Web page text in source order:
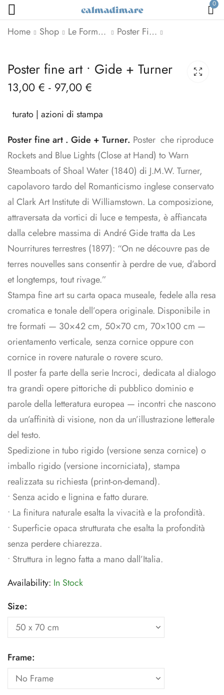
0
Home Shop Le Forme dell'Arte Poster Fine Art
Poster fine art • Les
Pivoines
Courbet + Leopardi
Poster fine art • Gide + Turner
13,00 € - 97,00 €
turato | azioni di stampa
Poster fine art . Gide + Turner. Poster che riproduce
Rockets and Blue Lights (Close at Hand) to Warn
Steamboats of Shoal Water (1840) di J.M.W. Turner,
capolavoro tardo del Romanticismo inglese conservato
al Clark Art Institute di Williamstown. La composizione,
attraversata da vortici di luce e tempesta, è affiancata
dalla celebre massima di André Gide tratta da Les
Nourritures terrestres (1897): “On ne découvre pas de
terres nouvelles sans consentir à perdre de vue, d’abord
et longtemps, tout rivage.”
Stampa fine art su carta opaca museale, fedele alla resa
cromatica e tonale dell’opera originale. Disponibile in
tre formati — 30×42 cm, 50×70 cm, 70×100 cm —
orientamento verticale, senza cornice oppure con
cornice in rovere naturale o rovere scuro.
Il poster fa parte della serie Incroci, dedicata al dialogo
tra grandi opere pittoriche di pubblico dominio e
parole della letteratura europea — incontri che nascono
da un’affinità di visione, non da un’illustrazione letterale
del testo.
Spedizione in tubo rigido (versione senza cornice) o
imballo rigido (versione incorniciata), stampa
realizzata su richiesta (print-on-demand).
• Senza acido e lignina e fatto durare.
• La finitura naturale esalta la vivacità e la profondità.
• Superficie opaca strutturata che esalta la profondità
senza perdere chiarezza.
• Struttura in legno fatta a mano dall’Italia.
Availability: In Stock
Size:
Frame: